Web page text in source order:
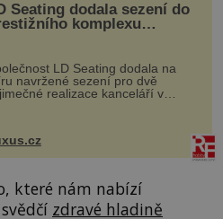
Seating dodala sezení do
komplexu
v Salfordu
LD Seating dodala na
navržené sezení pro dvě
realizace kanceláří v
MediaCityUK v anglickém
Media...
které nám nabízí
zdravé hladině